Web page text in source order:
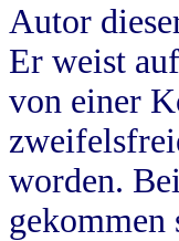
Autor
Er weist
von einer
worden.